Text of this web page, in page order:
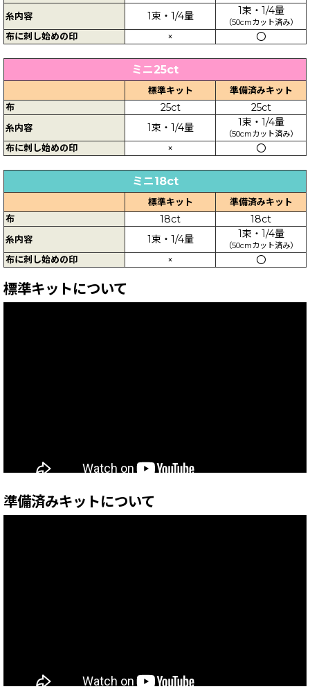
糸内容 1束・1/4量 1束・1/4量
（50cmカット済み）
布に刺し始めの印 × 〇
ミニ25ct
標準キット
準備済みキット
布
25ct 25ct
糸内容 1束・1/4量 1束・1/4量
（50cmカット済み）
布に刺し始めの印 × 〇
ミニ18ct
標準キット
準備済みキット
布
18ct 18ct
糸内容 1束・1/4量 1束・1/4量
（50cmカット済み）
布に刺し始めの印 × 〇
標準キットについて
準備済みキットについて